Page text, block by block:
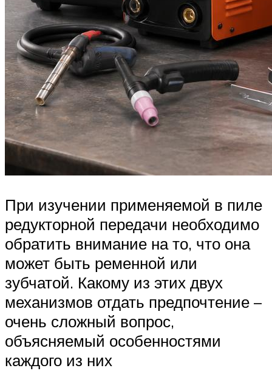
При изучении применяемой в пиле
редукторной передачи необходимо
обратить внимание на то, что она
может быть ременной или
зубчатой. Какому из этих двух
механизмов отдать предпочтение –
очень сложный вопрос,
объясняемый особенностями
каждого из них